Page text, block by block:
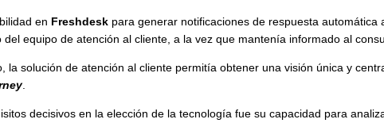
en Freshdesk para generar notificaciones de respuesta
del equipo de atención al cliente, a la vez que mantenía informado al
la solución de atención al cliente permitía obtener una visión única y
.
decisivos en la elección de la tecnología fue su capacidad para